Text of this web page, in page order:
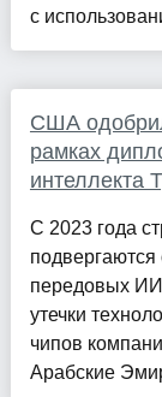
с
США
рамках
интеллекта
С 2023 года
передовых
утечки
чипов
Арабские